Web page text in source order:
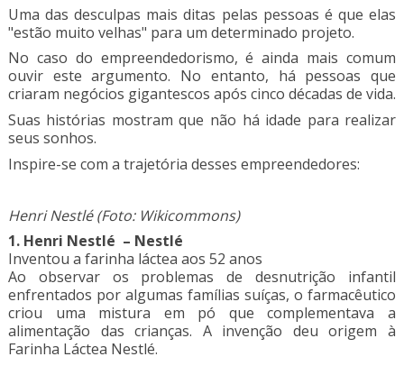
Uma das desculpas mais ditas pelas pessoas é que elas
"estão muito velhas" para um determinado projeto.
No caso do empreendedorismo, é ainda mais comum
ouvir este argumento. No entanto, há pessoas que
criaram negócios gigantescos após cinco décadas de vida.
Suas histórias mostram que não há idade para realizar
seus sonhos.
Inspire-se com a trajetória desses empreendedores:
Henri Nestlé (Foto: Wikicommons)
1. Henri Nestlé – Nestlé
Inventou a farinha láctea aos 52 anos
Ao observar os problemas de desnutrição infantil
enfrentados por algumas famílias suíças, o farmacêutico
criou uma mistura em pó que complementava a
alimentação das crianças. A invenção deu origem à
Farinha Láctea Nestlé.